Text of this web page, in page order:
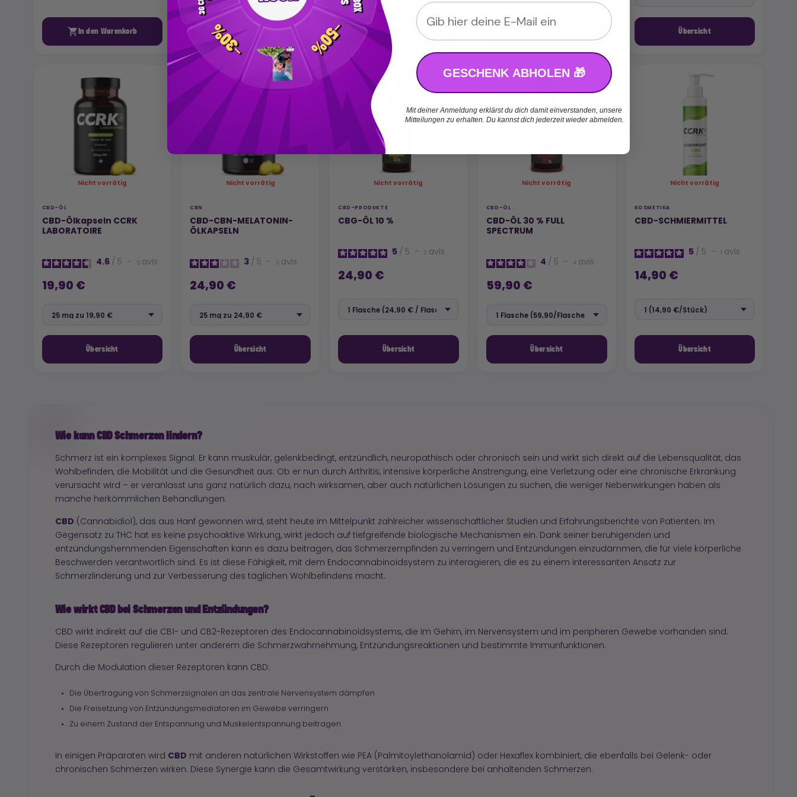
 In den Warenkorb In den Warenkorb Übersicht Übersicht
Nicht vorrätig
CBD-ÖL
CBD-Ölkapseln CCRK
LABORATOIRE
4.6 / 5 - 5 avis
19,90 €
Übersicht
Nicht vorrätig
CBN
CBD-CBN-MELATONIN-
ÖLKAPSELN
3 / 5 - 3 avis
24,90 €
Übersicht
Nicht vorrätig
CBD-PRODUKTE
CBG-ÖL 10 %
5 / 5 - 2 avis
24,90 €
Übersicht
Nicht vorrätig
CBD-ÖL
CBD-ÖL 30 % FULL
SPECTRUM
4 / 5 - 4 avis
59,90 €
Übersicht
Nicht vorrätig
KOSMETIKA
CBD-SCHMIERMITTEL
5 / 5 - 1 avis
14,90 €
Übersicht
Wie kann CBD Schmerzen lindern?
Schmerz ist ein komplexes Signal. Er kann muskulär, gelenkbedingt, entzündlich, neuropathisch oder chronisch sein und wirkt sich direkt auf die Lebensqualität, das
Wohlbefinden, die Mobilität und die Gesundheit aus. Ob er nun durch Arthritis, intensive körperliche Anstrengung, eine Verletzung oder eine chronische Erkrankung
verursacht wird – er veranlasst uns ganz natürlich dazu, nach wirksamen, aber auch natürlichen Lösungen zu suchen, die weniger Nebenwirkungen haben als
manche herkömmlichen Behandlungen.
CBD (Cannabidiol), das aus Hanf gewonnen wird, steht heute im Mittelpunkt zahlreicher wissenschaftlicher Studien und Erfahrungsberichte von Patienten. Im
Gegensatz zu THC hat es keine psychoaktive Wirkung, wirkt jedoch auf tiefgreifende biologische Mechanismen ein. Dank seiner beruhigenden und
entzündungshemmenden Eigenschaften kann es dazu beitragen, das Schmerzempfinden zu verringern und Entzündungen einzudämmen, die für viele körperliche
Beschwerden verantwortlich sind. Es ist diese Fähigkeit, mit dem Endocannabinoidsystem zu interagieren, die es zu einem interessanten Ansatz zur
Schmerzlinderung und zur Verbesserung des täglichen Wohlbefindens macht.
Wie wirkt CBD bei Schmerzen und Entzündungen?
CBD wirkt indirekt auf die CB1- und CB2-Rezeptoren des Endocannabinoidsystems, die im Gehirn, im Nervensystem und im peripheren Gewebe vorhanden sind.
Diese Rezeptoren regulieren unter anderem die Schmerzwahrnehmung, Entzündungsreaktionen und bestimmte Immunfunktionen.
Durch die Modulation dieser Rezeptoren kann CBD:
Die Übertragung von Schmerzsignalen an das zentrale Nervensystem dämpfen
Die Freisetzung von Entzündungsmediatoren im Gewebe verringern
Zu einem Zustand der Entspannung und Muskelentspannung beitragen.
In einigen Präparaten wird CBD mit anderen natürlichen Wirkstoffen wie PEA (Palmitoylethanolamid) oder Hexaflex kombiniert, die ebenfalls bei Gelenk- oder
chronischen Schmerzen wirken. Diese Synergie kann die Gesamtwirkung verstärken, insbesondere bei anhaltenden Schmerzen.
Email
GESCHENK ABHOLEN 🎁
Mit deiner Anmeldung erklärst du dich damit einverstanden, unsere
Mitteilungen zu erhalten. Du kannst dich jederzeit wieder abmelden.